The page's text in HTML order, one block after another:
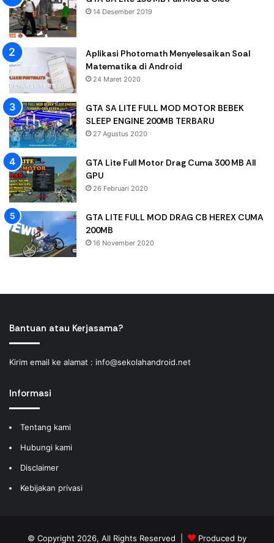
14 Desember 2019
Aplikasi Photomath Menyelesaikan Soal
Matematika di Android
24 Maret 2020
GTA SA LITE FULL MOD MOTOR BEBEK
SLEEP ENGINE 200MB TERBARU
27 Agustus 2020
GTA Lite Full Motor Drag Cuma 300 MB All
GPU
26 Februari 2020
GTA LITE FULL MOD DRAG CB HEREX CUMA
200MB
16 November 2020
Bantuan atau Kerjasama?
Kirim email ke alamat : info@sekolahandroid.net
Informasi
Tentang kami
Hubungi kami
Disclaimer
Kebijakan privasi
© Copyright 2026, All Rights Reserved | Produced by